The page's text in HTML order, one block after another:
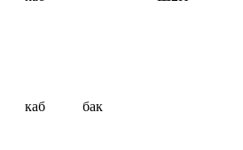
каб бак